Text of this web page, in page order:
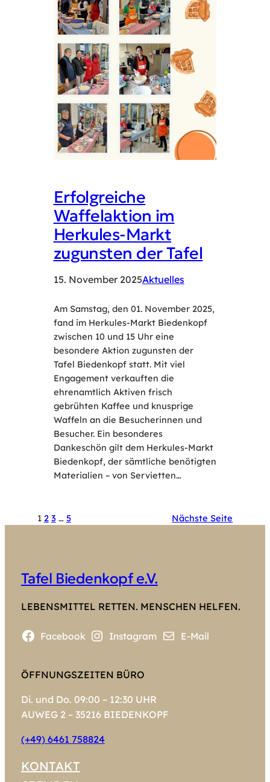
Erfolgreiche
Waffelaktion im
Herkules-Markt
zugunsten der Tafel
15. November 2025Aktuelles
Am Samstag, den 01. November 2025,
fand im Herkules-Markt Biedenkopf
zwischen 10 und 15 Uhr eine
besondere Aktion zugunsten der
Tafel Biedenkopf statt. Mit viel
Engagement verkauften die
ehrenamtlich Aktiven frisch
gebrühten Kaffee und knusprige
Waffeln an die Besucherinnen und
Besucher. Ein besonderes
Dankeschön gilt dem Herkules-Markt
Biedenkopf, der sämtliche benötigten
Materialien – von Servietten…
1 2 3 … 5 Nächste Seite
Tafel Biedenkopf e.V.
LEBENSMITTEL RETTEN. MENSCHEN HELFEN.
Facebook Instagram E-Mail
ÖFFNUNGSZEITEN BÜRO
Di. und Do. 09:00 – 12:30 UHR
AUWEG 2 – 35216 BIEDENKOPF
(+49) 6461 758824
KONTAKT